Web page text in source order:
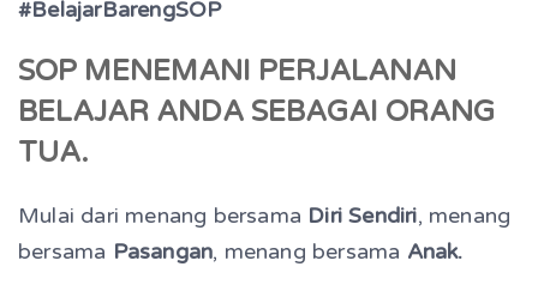
#BelajarBarengSOP
SOP MENEMANI PERJALANAN
BELAJAR ANDA SEBAGAI ORANG
TUA.
Mulai dari menang bersama Diri Sendiri, menang
bersama Pasangan, menang bersama Anak.